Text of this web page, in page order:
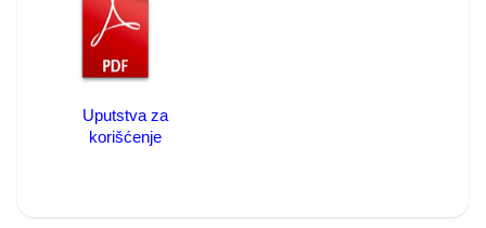
Uputstva za
korišćenje